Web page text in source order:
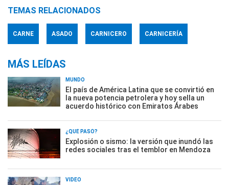
TEMAS RELACIONADOS
CARNE ASADO CARNICERO CARNICERÍA
MÁS LEÍDAS
MUNDO
El país de América Latina que se convirtió en
la nueva potencia petrolera y hoy sella un
acuerdo histórico con Emiratos Árabes
¿QUÉ PASÓ?
Explosión o sismo: la versión que inundó las
redes sociales tras el temblor en Mendoza
VIDEO